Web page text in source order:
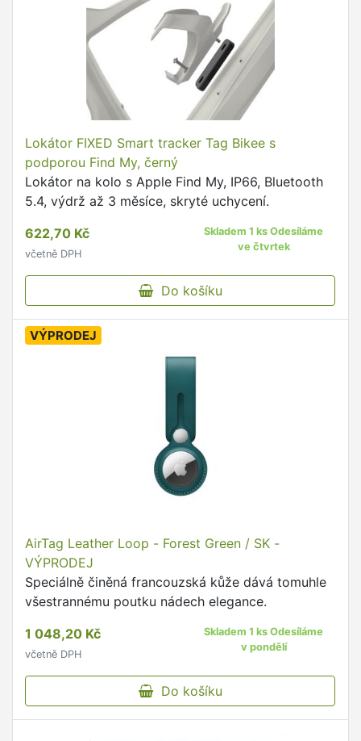
Lokátor FIXED Smart tracker Tag Bikee s
podporou Find My, černý
Lokátor na kolo s Apple Find My, IP66, Bluetooth
5.4, výdrž až 3 měsíce, skryté uchycení.
622,70 Kč
včetně DPH
Skladem 1 ks Odesíláme
ve čtvrtek
Do košíku
VÝPRODEJ
AirTag Leather Loop - Forest Green / SK -
VÝPRODEJ
Speciálně činěná francouzská kůže dává tomuhle
všestrannému poutku nádech elegance.
1 048,20 Kč
včetně DPH
Skladem 1 ks Odesíláme
v pondělí
Do košíku